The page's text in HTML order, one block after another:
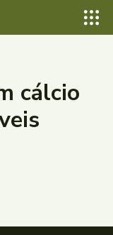
cálcio